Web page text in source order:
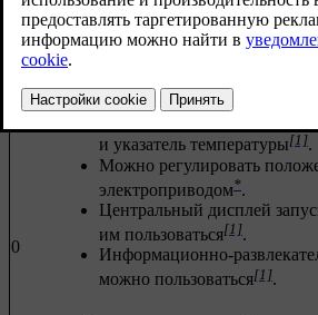
В таблице ниже приводятся различные
при разных положениях зажигания/
0
и указатель температуры[1].
Можно регулировать
электроприводом*.
Центральный дисплей
им пользоваться[1].
Информационно-
можно пользоваться[1].